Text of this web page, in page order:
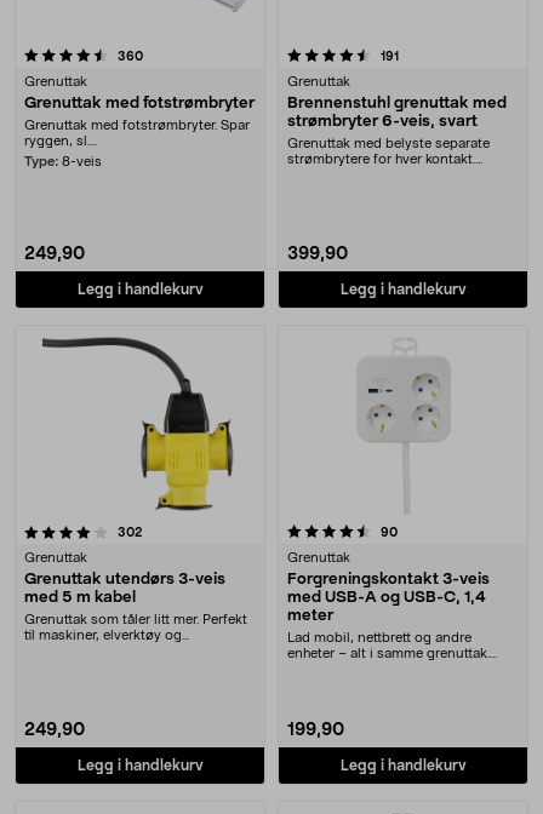
360anmeldelser
Grenuttak
Grenuttak med fotstrømbryter
Grenuttak med fotstrømbryter. Spar
ryggen, sl....
Type: 8-veis
249,90
Legg i handlekurv
4.5 av 5 stjerner 191
Grenuttak
Brennenstuhl grenuttak med
strømbryter 6-veis, svart
Grenuttak med belyste separate
strømbrytere for hver kontakt.
399,90
Legg i handlekurv
302anmeldelser
Grenuttak
Grenuttak utendørs 3-veis
med 5 m kabel
Grenuttak som tåler litt mer. Perfekt
til maskiner, elverktøy og
249,90
Legg i handlekurv
4.5 av 5 stjerner 90anmeldelser
Grenuttak
Forgreningskontakt 3-veis
med USB-A og USB-C, 1,4
meter
Lad mobil, nettbrett og andre
enheter – alt i samme grenuttak.
199,90
Legg i handlekurv